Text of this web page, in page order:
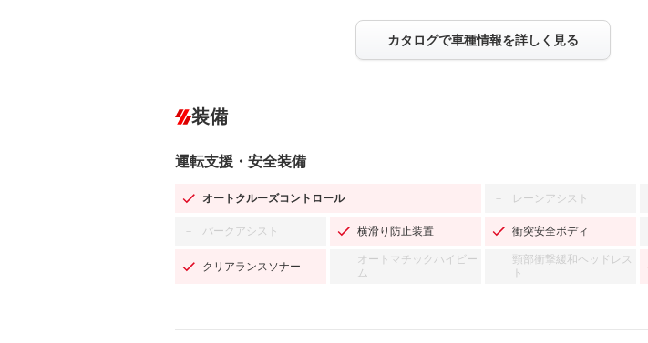
カタログで車種情報を詳しく見る
装備
運転支援・安全装備
オートクルーズコントロール － レーンアシスト
－ パークアシスト 横滑り防止装置 衝突安全ボディ
クリアランスソナー －
オートマチックハイビー
ム
－
頸部衝撃緩和ヘッドレス
ト